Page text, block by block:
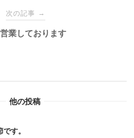
次の記事 →
業しております
他の投稿
す。